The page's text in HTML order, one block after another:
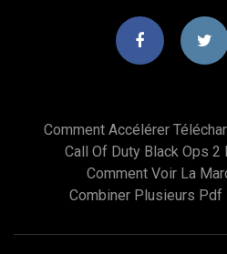
Comment Accélérer
Call Of Duty Black Ops 2
Comment Voir La
Combiner Plusieurs Pdf